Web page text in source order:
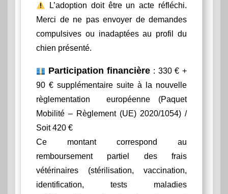
L’adoption doit être un acte réfléchi.
Merci de ne pas envoyer de demandes
compulsives ou inadaptées au profil du
chien présenté.
Participation financière : 330 € +
90 € supplémentaire suite à la nouvelle
règlementation européenne (Paquet
Mobilité – Règlement (UE) 2020/1054) /
Soit 420 €
Ce montant correspond au
remboursement partiel des frais
vétérinaires (stérilisation, vaccination,
identification, tests maladies